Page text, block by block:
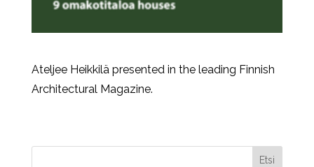
Ateljee Heikkilä presented in the leading Finnish
Architectural Magazine.
Etsi